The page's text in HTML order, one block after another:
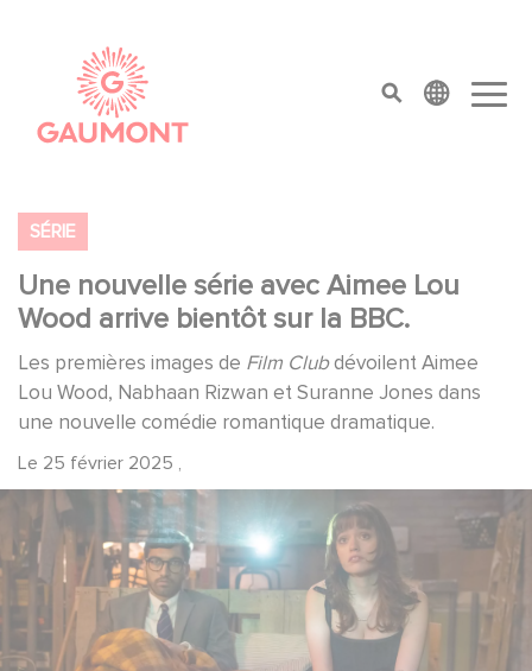
top menu
SÉRIE
Une nouvelle série avec Aimee Lou
Wood arrive bientôt sur la BBC.
Les premières images de Film Clubdévoilent Aimee
Lou Wood, Nabhaan Rizwan et Suranne Jones dans
une nouvelle comédie romantique dramatique.
Le 25 février 2025 ,